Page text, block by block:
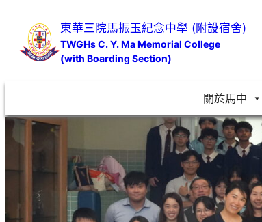
內
東華三院馬振玉紀念中學 (附設宿舍)
TWGHs C. Y. Ma Memorial College
(with Boarding Section)
關於馬中